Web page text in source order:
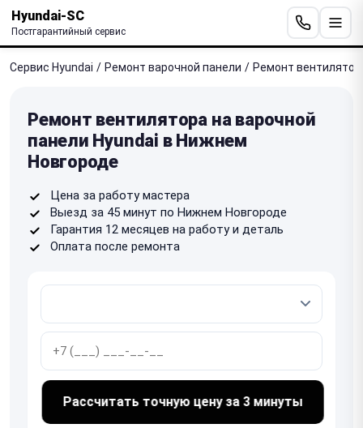
Hyundai-SC
Постгарантийный сервис
Сервис Hyundai / Ремонт варочной панели / Ремонт
Ремонт вентилятора на варочной
панели Hyundai в Нижнем
Новгороде
Цена за работу мастера
Выезд за 45 минут по Нижнем Новгороде
Гарантия 12 месяцев на работу и деталь
Оплата после ремонта
Рассчитать точную цену за 3 минуты